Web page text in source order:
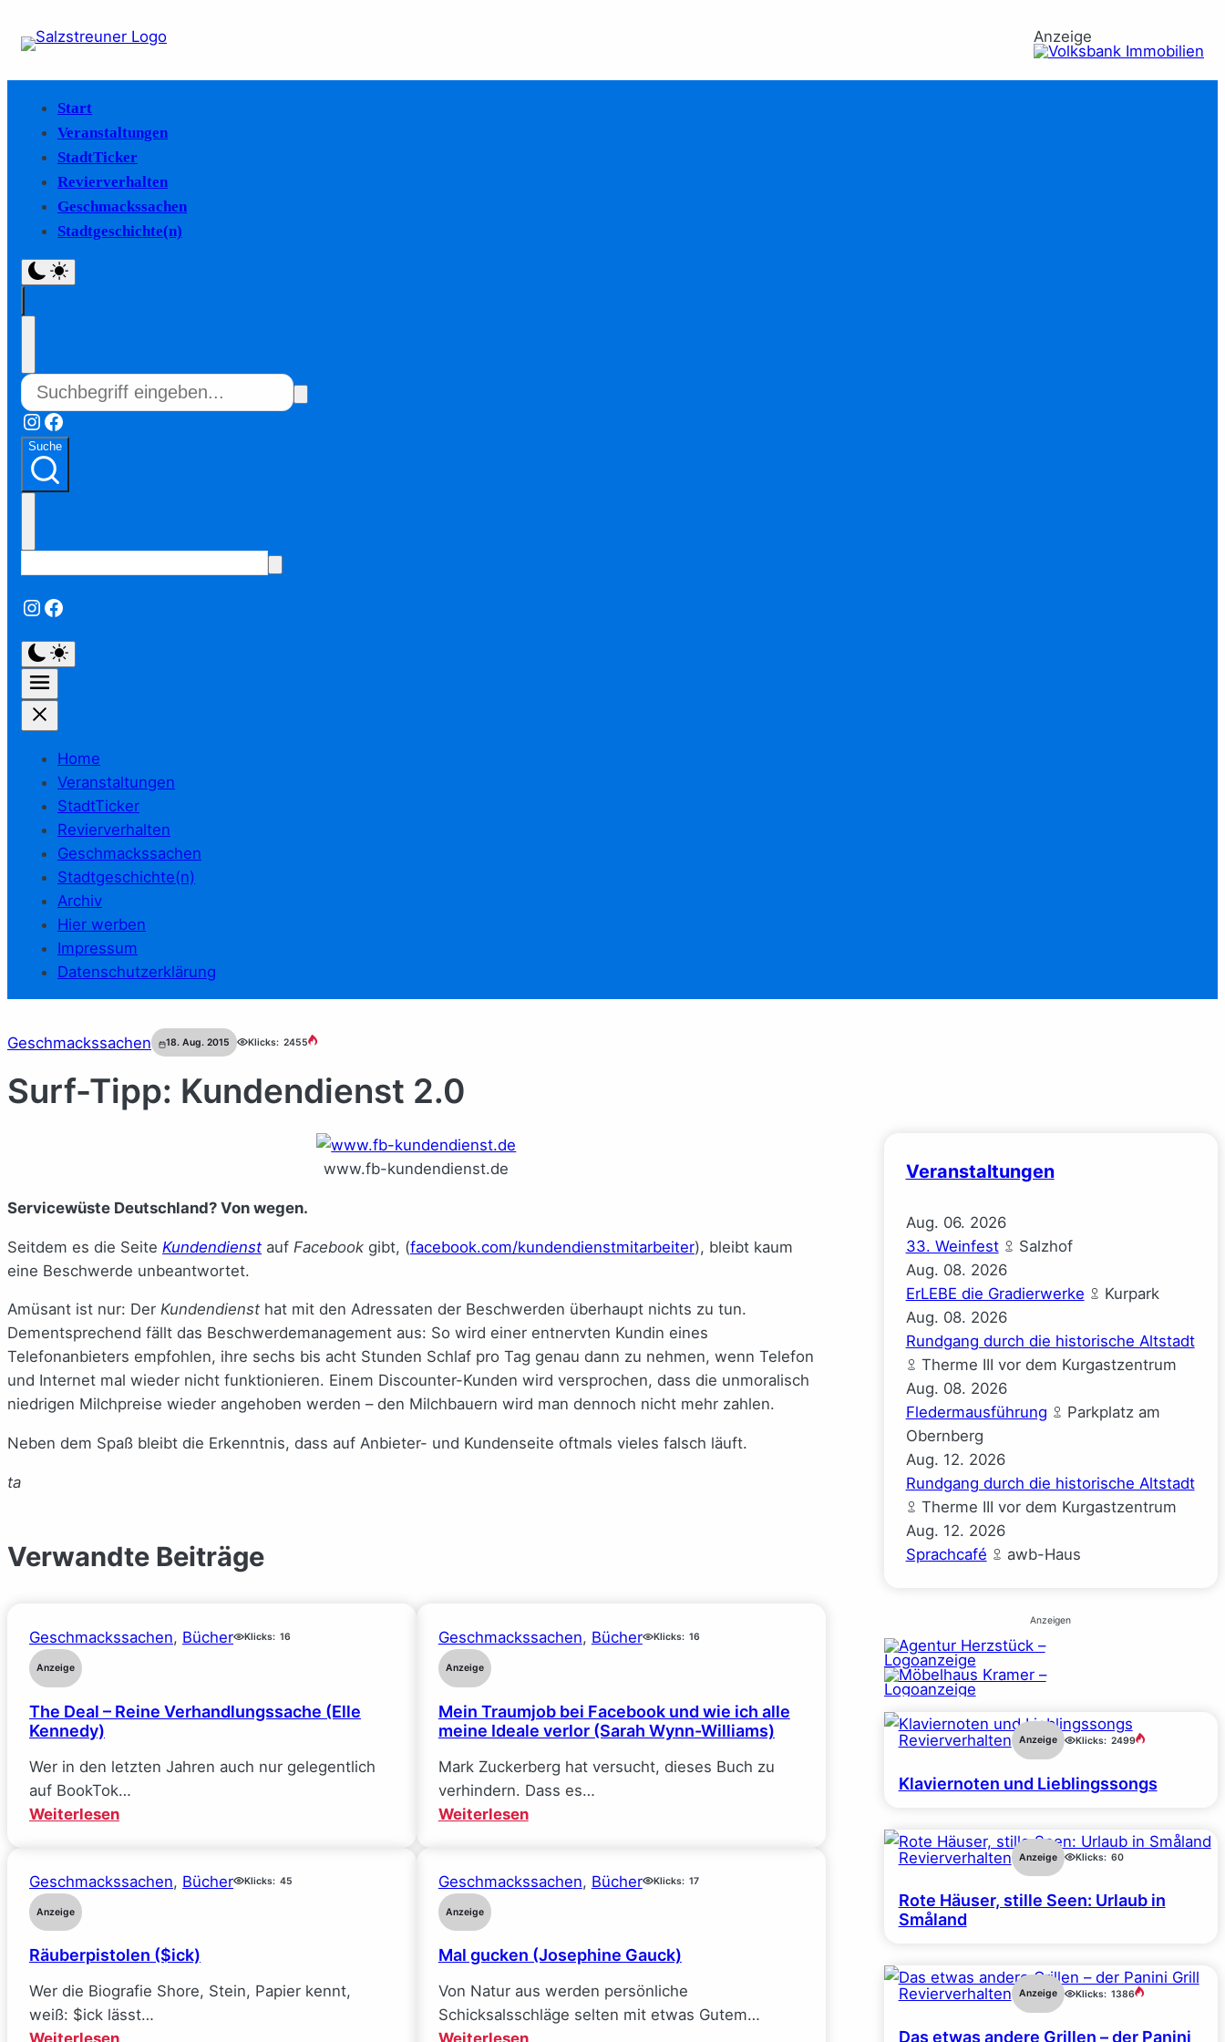
Anzeige
Start
Veranstaltungen
StadtTicker
Revierverhalten
Geschmackssachen
Stadtgeschichte(n)
Instagram
Facebook
Suche
Instagram
Facebook
Home
Veranstaltungen
StadtTicker
Revierverhalten
Geschmackssachen
Stadtgeschichte(n)
Archiv
Hier werben
Impressum
Datenschutzerklärung
Geschmackssachen 18. Aug. 2015 Klicks: 2455
Surf-Tipp: Kundendienst 2.0
www.fb-kundendienst.de
Servicewüste Deutschland? Von wegen.
Seitdem es die Seite Kundendienst auf Facebook gibt, (facebook.com/kundendienstmitarbeiter), bleibt kaum
eine Beschwerde unbeantwortet.
Amüsant ist nur: Der Kundendienst hat mit den Adressaten der Beschwerden überhaupt nichts zu tun.
Dementsprechend fällt das Beschwerdemanagement aus: So wird einer entnervten Kundin eines
Telefonanbieters empfohlen, ihre sechs bis acht Stunden Schlaf pro Tag genau dann zu nehmen, wenn Telefon
und Internet mal wieder nicht funktionieren. Einem Discounter-Kunden wird versprochen, dass die unmoralisch
niedrigen Milchpreise wieder angehoben werden – den Milchbauern wird man dennoch nicht mehr zahlen.
Neben dem Spaß bleibt die Erkenntnis, dass auf Anbieter- und Kundenseite oftmals vieles falsch läuft.
ta
Verwandte Beiträge
Geschmackssachen, Bücher Klicks: 16
Anzeige
The Deal – Reine Verhandlungssache (Elle
Kennedy)
Wer in den letzten Jahren auch nur gelegentlich
auf BookTok…
Weiterlesen:
–
(Elle
Geschmackssachen, Bücher Klicks: 16
Anzeige
Mein Traumjob bei Facebook und wie ich alle
meine Ideale verlor (Sarah Wynn-Williams)
Mark Zuckerberg hat versucht, dieses Buch zu
verhindern. Dass es…
Weiterlesen:
bei
wie
alle
meine
Geschmackssachen, Bücher Klicks: 45
Anzeige
Räuberpistolen ($ick)
Wer die Biografie Shore, Stein, Papier kennt,
weiß: $ick lässt…
:
Geschmackssachen, Bücher Klicks: 17
Anzeige
Mal gucken (Josephine Gauck)
Von Natur aus werden persönliche
Schicksalsschläge selten mit etwas Gutem…
:
Veranstaltungen
Aug. 06. 2026
33. Weinfest
Salzhof
Aug. 08. 2026
ErLEBE die Gradierwerke
Kurpark
Aug. 08. 2026
Rundgang durch die historische Altstadt
Therme III vor dem Kurgastzentrum
Aug. 08. 2026
Fledermausführung
Parkplatz am
Obernberg
Aug. 12. 2026
Rundgang durch die historische Altstadt
Therme III vor dem Kurgastzentrum
Aug. 12. 2026
Sprachcafé
awb-Haus
Anzeigen
Revierverhalten Anzeige Klicks: 2499
Klaviernoten und Lieblingssongs
Revierverhalten Anzeige Klicks: 60
Rote Häuser, stille Seen: Urlaub in
Småland
Revierverhalten Anzeige Klicks: 1386
Das etwas andere Grillen – der Panini